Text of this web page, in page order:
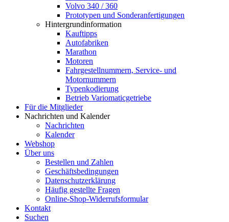
Volvo 340 / 360
Prototypen und Sonderanfertigungen
Hintergrundinformation
Kauftipps
Autofabriken
Marathon
Motoren
Fahrgestellnummern, Service- und
Motornummern
Typenkodierung
Betrieb Variomaticgetriebe
Für die Mitglieder
Nachrichten und Kalender
Nachrichten
Kalender
Webshop
Über uns
Bestellen und Zahlen
Geschäftsbedingungen
Datenschutzerklärung
Häufig gestellte Fragen
Online-Shop-Widerrufsformular
Kontakt
Suchen